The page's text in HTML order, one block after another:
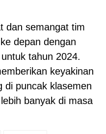
dan semangat tim
depan dengan
tahun 2024.
keyakinan
di puncak klasemen
banyak di masa